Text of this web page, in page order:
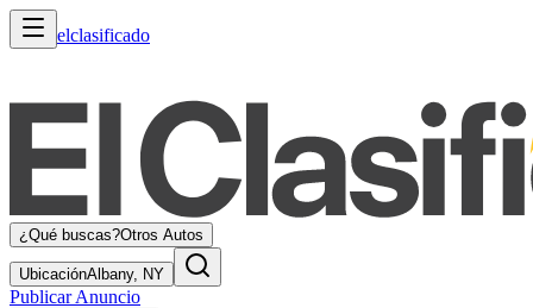
elclasificado
¿Qué buscas?Otros Autos
UbicaciónAlbany, NY
Publicar Anuncio